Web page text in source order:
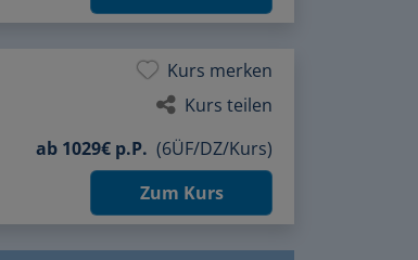
Kurs merken
Kurs teilen
ab 1029€ p.P.
(6ÜF/DZ/Kurs)
Zum Kurs